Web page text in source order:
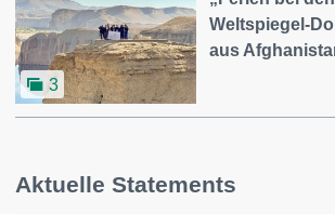
3
Weltspiegel-
aus
Aktuelle Statements